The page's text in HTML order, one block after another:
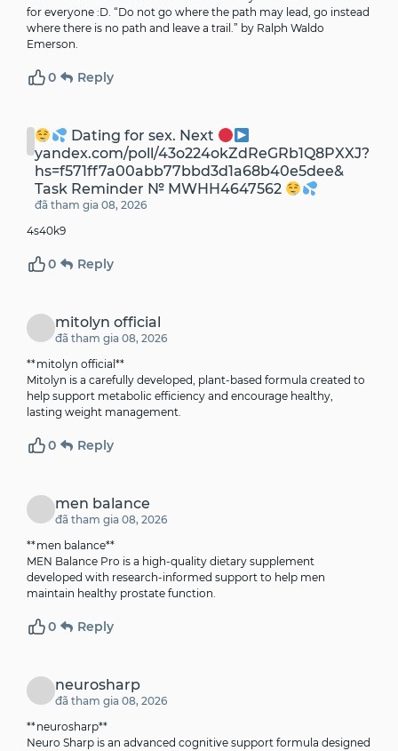
for everyone :D. “Do not go where the path may lead, go instead
where there is no path and leave a trail.” by Ralph Waldo
Emerson.
0 Reply
Dating for sex. Next
yandex.com/poll/43o224okZdReGRb1Q8PXXJ?
hs=f571ff7a00abb77bbd3d1a68b40e5dee&
Task Reminder № MWHH4647562
đã tham gia 08, 2026
4s40k9
0 Reply
mitolyn official
đã tham gia 08, 2026
**mitolyn official**
Mitolyn is a carefully developed, plant-based formula created to
help support metabolic efficiency and encourage healthy,
lasting weight management.
0 Reply
men balance
đã tham gia 08, 2026
**men balance**
MEN Balance Pro is a high-quality dietary supplement
developed with research-informed support to help men
maintain healthy prostate function.
0 Reply
neurosharp
đã tham gia 08, 2026
**neurosharp**
Neuro Sharp is an advanced cognitive support formula designed